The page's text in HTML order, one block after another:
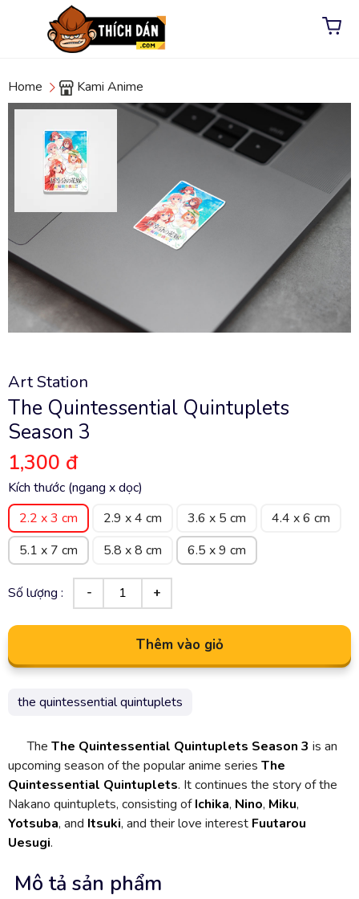
Home Kami Anime
Art Station
The Quintessential Quintuplets
Season 3
1,300 đ
Kích thước (ngang x dọc)
2.2 x 3 cm
2.9 x 4 cm 3.6 x 5 cm
4.4 x 6 cm
5.1 x 7 cm
5.8 x 8 cm 6.5 x 9 cm
Số lượng :
Thêm vào giỏ
the quintessential quintuplets
The The Quintessential Quintuplets Season 3 is an
upcoming season of the popular anime series The
Quintessential Quintuplets. It continues the story of the
Nakano quintuplets, consisting ofIchika, Nino, Miku,
Yotsuba, and Itsuki, and their love interest Fuutarou
Uesugi.
Mô tả sản phẩm